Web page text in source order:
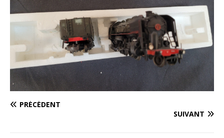
PRÉCÉDENT
SUIVANT